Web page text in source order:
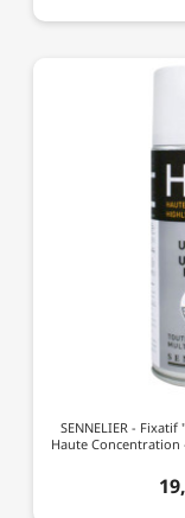
SENNELIER -
Haute Concentration